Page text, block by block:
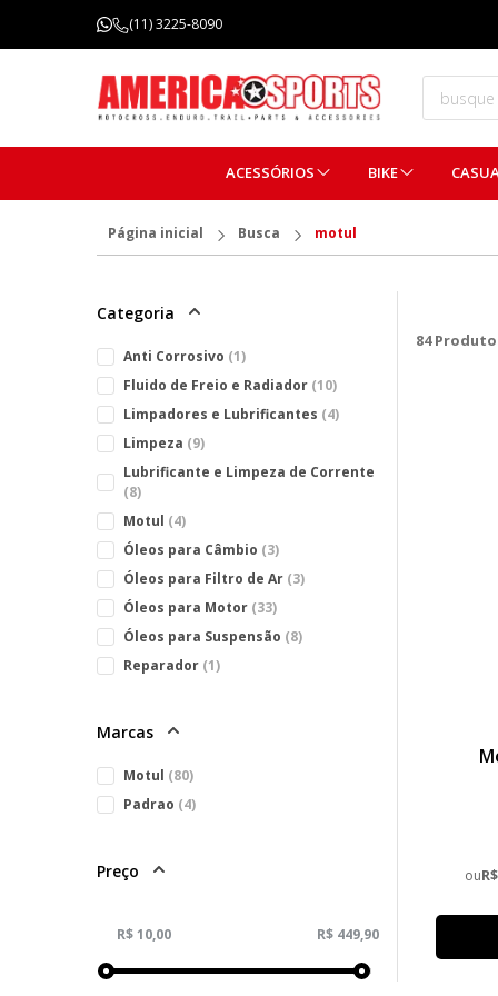
(11) 3225-8090
FRETE GRÁTIS ACIMA DE R$ 299,99
ACESSÓRIOS BIKE
Página inicial Busca motul
Categoria
Anti Corrosivo (1)
Fluido de Freio e Radiador (10)
Limpadores e Lubrificantes (4)
Limpeza (9)
Lubrificante e Limpeza de Corrente
(8)
Motul (4)
Óleos para Câmbio (3)
Óleos para Filtro de Ar (3)
Óleos para Motor (33)
Óleos para Suspensão (8)
Reparador (1)
Marcas
Motul (80)
Padrao (4)
Preço
84
ou